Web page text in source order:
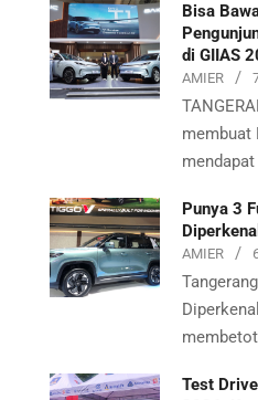
Bisa
di GIIAS
AMIER
membuat
Punya 3
AMIER
Test